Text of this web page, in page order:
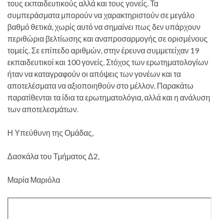
τους εκπαιδευτικούς αλλά και τους γονείς. Τα
συμπεράσματα μπορούν να χαρακτηριστούν σε μεγάλο
βαθμό θετικά, χωρίς αυτό να σημαίνει πως δεν υπάρχουν
περιθώρια βελτίωσης και αναπροσαρμογής σε ορισμένους
τομείς. Σε επίπεδο αριθμών, στην έρευνα συμμετείχαν 19
εκπαιδευτικοί και 100 γονείς. Στόχος των ερωτηματολογίων
ήταν να καταγραφούν οι απόψεις των γονέων και τα
αποτελέσματα να αξιοποιηθούν στο μέλλον. Παρακάτω
παρατίθενται τα ίδια τα ερωτηματολόγια, αλλά και η ανάλυση
των αποτελεσμάτων.
Η Υπεύθυνη της Ομάδας,
Δασκάλα του Τμήματος Δ2,
Μαρία Μαριόλα